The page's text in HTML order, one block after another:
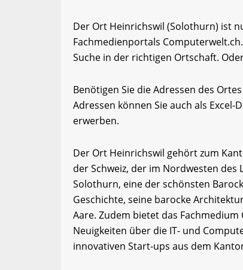
Der Ort Heinrichswil (Solothurn) ist
Fachmedienportals
Suche in der richtigen Ortschaft.
Benötigen Sie die Adressen des
Adressen können Sie auch als Excel-
erwerben.
Der Ort Heinrichswil gehört zum
der Schweiz, der im Nordwesten
Solothurn, eine der schönsten
Geschichte, seine barocke
Aare. Zudem bietet das
Neuigkeiten über die IT- und
innovativen Start-ups aus dem